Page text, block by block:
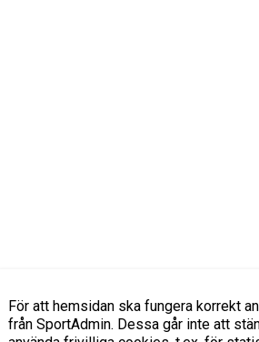
För att hemsidan ska fungera korrekt
från SportAdmin. Dessa går inte att